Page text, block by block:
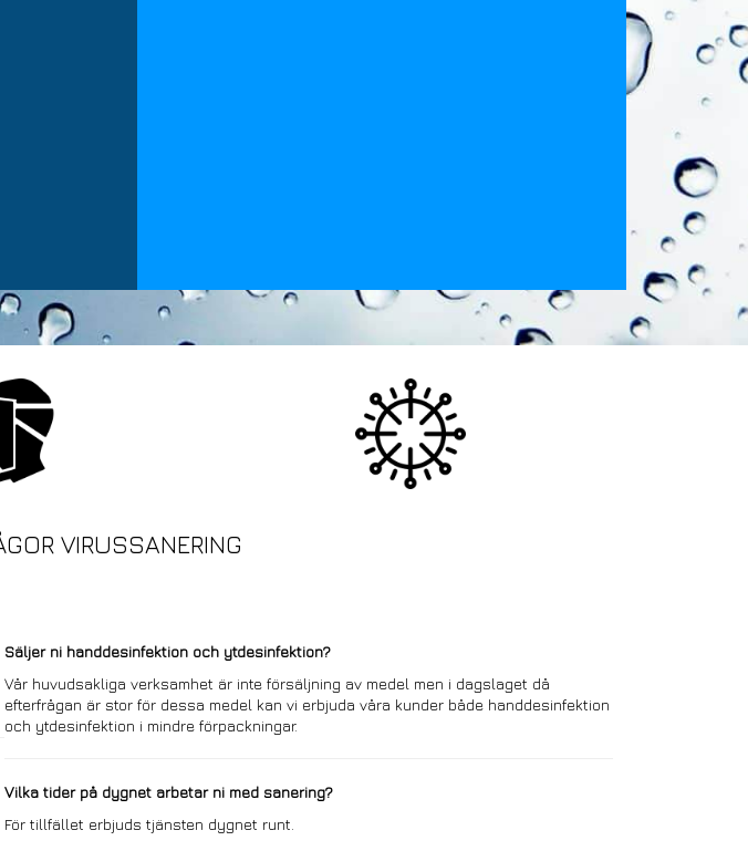
VIRUSSANERING
Säljer ni handdesinfektion och ytdesinfektion?
Vår huvudsakliga verksamhet är inte försäljning av medel men i dagslaget då
efterfrågan är stor för dessa medel kan vi erbjuda våra kunder både handdesinfektion
och ytdesinfektion i mindre förpackningar.
Vilka tider på dygnet arbetar ni med sanering?
För tillfället erbjuds tjänsten dygnet runt.